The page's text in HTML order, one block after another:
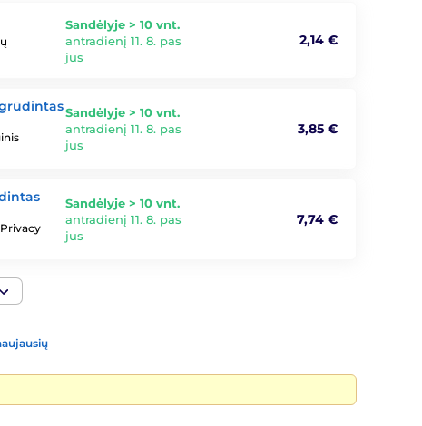
Sandėlyje > 10 vnt.
antradienį 11. 8. pas
jus
2,14 €
grūdintasSandėlyje > 10 vnt.
antradienį 11. 8. pas
jus
3,85 €
Sandėlyje > 10 vnt.
antradienį 11. 8. pas
jus
7,74 €